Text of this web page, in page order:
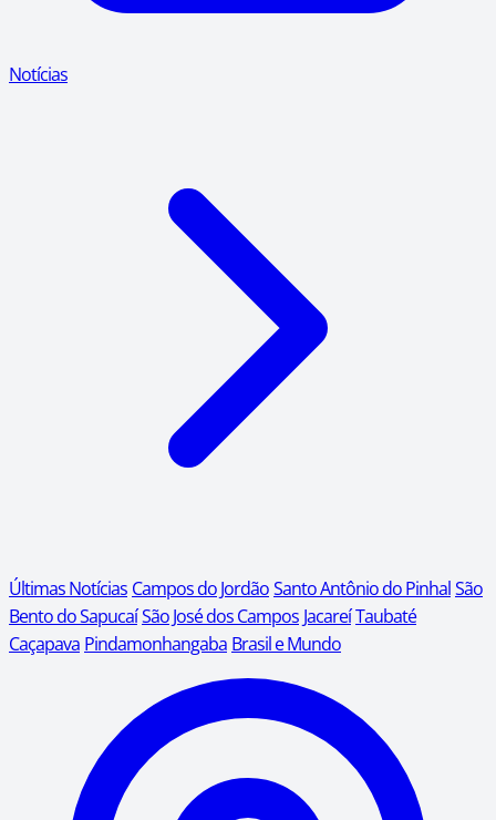
Notícias
Últimas Notícias Campos do JordãoSanto Antônio do PinhalSão
Bento do SapucaíSão José dos Campos JacareíTaubaté
Caçapava Pindamonhangaba Brasil e Mundo